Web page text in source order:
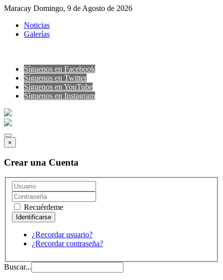
Maracay Domingo, 9 de Agosto de 2026
Noticias
Galerías
Síguenos en Facebook
Síguenos en Twitter
Síguenos en YouTube
Sìguenos en Instagram
×
Crear una Cuenta
Recuérdeme
¿Recordar usuario?
¿Recordar contraseña?
Buscar...